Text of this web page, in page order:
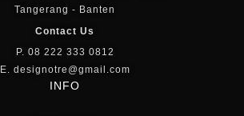
Tangerang - Banten
Contact Us
P. 08 222 333 0812
E. designotre@gmail.com
INFO